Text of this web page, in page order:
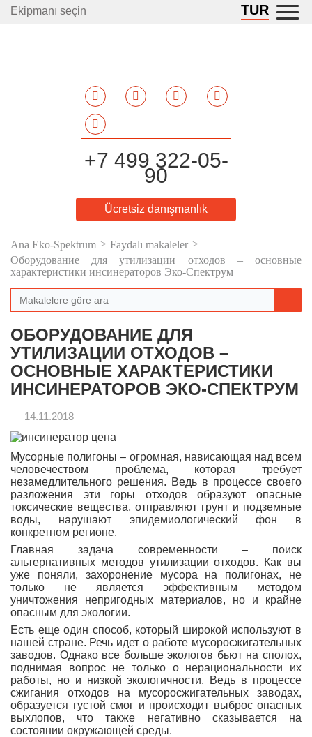
Ekipmanı seçin
+7 499 322-05-
90
Ücretsiz danışmanlık
TUR
Ana Eko-Spektrum
Faydalı makaleler
Оборудование для утилизации отходов – основные
характеристики инсинераторов Эко-Спектрум
ОБОРУДОВАНИЕ ДЛЯ
УТИЛИЗАЦИИ ОТХОДОВ –
ОСНОВНЫЕ ХАРАКТЕРИСТИКИ
ИНСИНЕРАТОРОВ ЭКО-СПЕКТРУМ
14.11.2018
Мусорные полигоны – огромная, нависающая над всем
человечеством проблема, которая требует
незамедлительного решения. Ведь в процессе своего
разложения эти горы отходов образуют опасные
токсические вещества, отправляют грунт и подземные
воды, нарушают эпидемиологический фон в
конкретном регионе.
Главная задача современности – поиск
альтернативных методов утилизации отходов. Как вы
уже поняли, захоронение мусора на полигонах, не
только не является эффективным методом
уничтожения непригодных материалов, но и крайне
опасным для экологии.
Есть еще один способ, который широкой используют в
нашей стране. Речь идет о работе мусоросжигательных
заводов. Однако все больше экологов бьют на сполох,
поднимая вопрос не только о нерациональности их
работы, но и низкой экологичности. Ведь в процессе
сжигания отходов на мусоросжигательных заводах,
образуется густой смог и происходит выброс опасных
выхлопов, что также негативно сказывается на
состоянии окружающей среды.